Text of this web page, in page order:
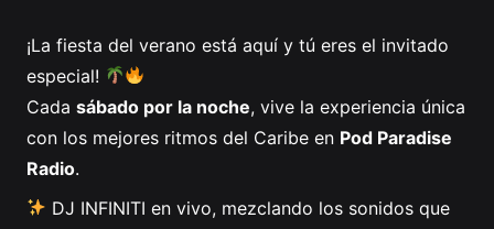
¡La fiesta del verano está aquí y tú eres el invitado
especial!
Cada sábado por la noche, vive la experiencia única
con los mejores ritmos del Caribe en Pod Paradise
Radio.
DJ INFINITI en vivo, mezclando los sonidos que